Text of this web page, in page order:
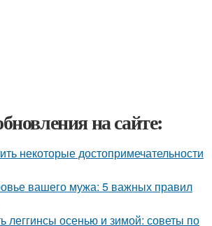
на сайте:
некоторые достопримечательности
вашего мужа: 5 важных правил
леггинсы осенью и зимой: советы по